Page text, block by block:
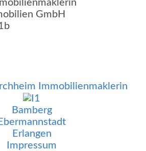
GmbH
Bamberg
Erlangen
Impressum